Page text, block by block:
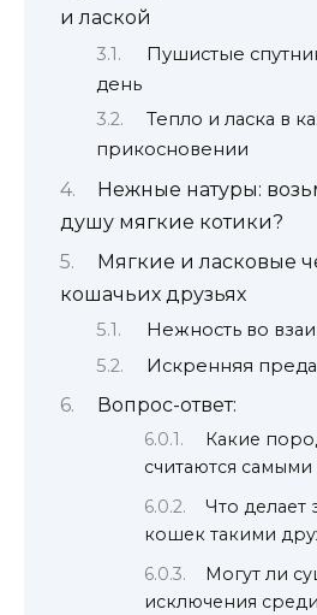
и лаской
Пушистые
день
Тепло и ласка в
прикосновении
Нежные натуры:
душу мягкие котики?
Мягкие и ласковые
кошачьих друзьях
Нежность во
Искренняя
Вопрос-ответ:
Какие
считаются
Что делает
кошек такими
Могут ли
исключения